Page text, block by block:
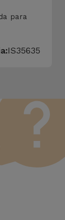
para
IS35635